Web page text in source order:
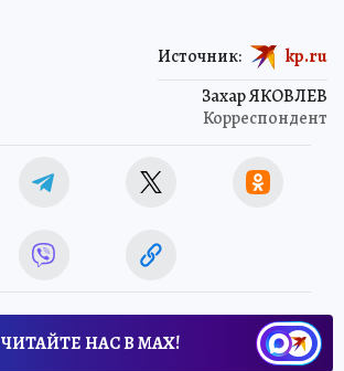
Захар ЯКОВЛЕВ
Корреспондент
Источник: kp.ru
ЧИТАЙТЕ НАС В МАХ!